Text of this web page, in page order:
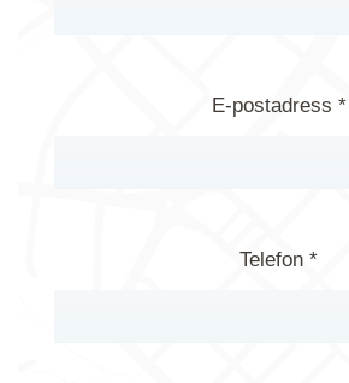
E-postadress *
Telefon *